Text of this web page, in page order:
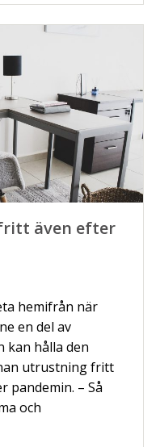
även efter
hemifrån när
en del av
kan hålla den
utrustning fritt
pandemin. – Så
och